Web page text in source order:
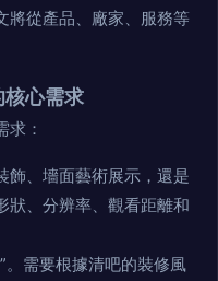
將從產品、廠家、服務等
核心需求
求：
飾、墻面藝術展示，還是
狀、分辨率、觀看距離和
。需要根據清吧的裝修風